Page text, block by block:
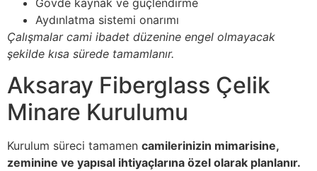
Aydınlatma sistemi onarımı
Çalışmalar cami ibadet düzenine engel olmayacak
şekilde kısa sürede tamamlanır.
Aksaray Fiberglass Çelik
Minare Kurulumu
Kurulum süreci tamamen camilerinizin mimarisine,
zeminine ve yapısal ihtiyaçlarına özel olarak planlanır.